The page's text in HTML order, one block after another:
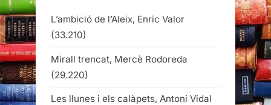
L’ambició de l’Aleix, Enric Valor
(33.210)
Mirall trencat, Mercè Rodoreda
(29.220)
Les llunes i els calàpets, Antoni Vidal